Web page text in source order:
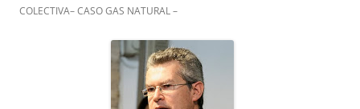
COLECTIVA– CASO GAS NATURAL –